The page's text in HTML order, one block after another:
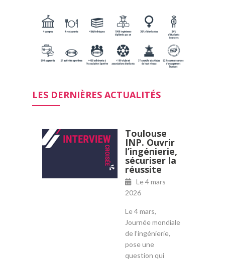
LES DERNIÈRES ACTUALITÉS
Toulouse
INP. Ouvrir
l’ingénierie,
sécuriser la
réussite
Le4 mars
2026
Le 4 mars,
Journée mondiale
de l’ingénierie,
pose une
question qui